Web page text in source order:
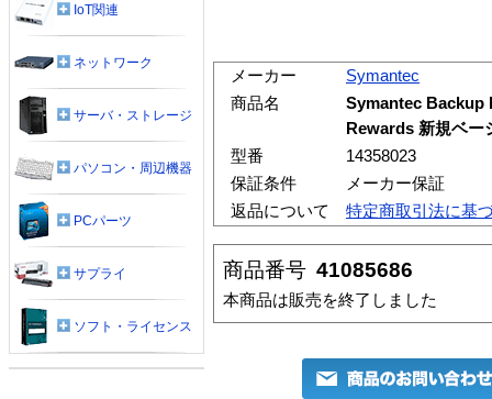
メーカー
Symantec
商品名
Symantec Backup
Rewards 新規ベー
型番
14358023
保証条件
メーカー保証
返品について
特定商取引法に基
商品番号 41085686
本商品は販売を終了しました
IoT関連
ネットワーク
サーバ・ストレージ
パソコン・周辺機器
PCパーツ
サプライ
ソフト・ライセンス